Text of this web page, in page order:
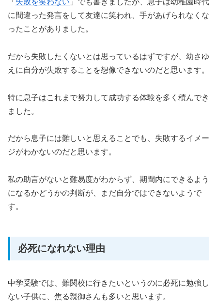
「 失敗を笑わない 」でも書きましたが、息子は幼稚園時代
に間違った発言をして友達に笑われ、手があげられなくな
ったことがありました。
だから失敗したくないとは思っているはずですが、幼さゆ
えに自分が失敗することを想像できないのだと思います。
特に息子はこれまで努力して成功する体験を多く積んでき
ました。
だから息子には難しいと思えることでも、失敗するイメー
ジがわかないのだと思います。
私の助言がないと難易度がわからず、期間内にできるよう
になるかどうかの判断が、まだ自分ではできないようで
す。
必死になれない理由
中学受験では、難関校に行きたいというのに必死に勉強し
ない子供に、焦る親御さんも多いと思います。